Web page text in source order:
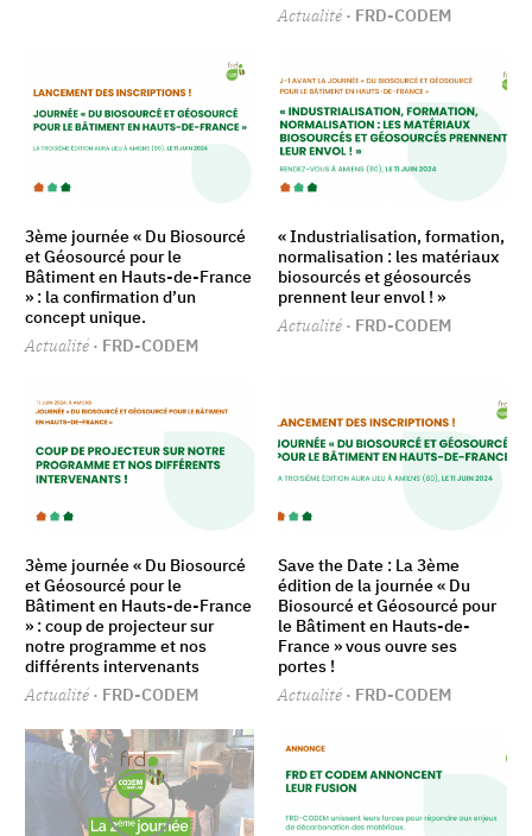
Actualité · FRD-CODEM
3ème journée « Du Biosourcé
et Géosourcé pour le
Bâtiment en Hauts-de-France
» : la confirmation d’un
concept unique.
Actualité · FRD-CODEM
« Industrialisation, formation,
normalisation : les matériaux
biosourcés et géosourcés
prennent leur envol ! »
Actualité · FRD-CODEM
3ème journée « Du Biosourcé
et Géosourcé pour le
Bâtiment en Hauts-de-France
» : coup de projecteur sur
notre programme et nos
différents intervenants
Actualité · FRD-CODEM
Save the Date : La 3ème
édition de la journée « Du
Biosourcé et Géosourcé pour
le Bâtiment en Hauts-de-
France » vous ouvre ses
portes !
Actualité · FRD-CODEM